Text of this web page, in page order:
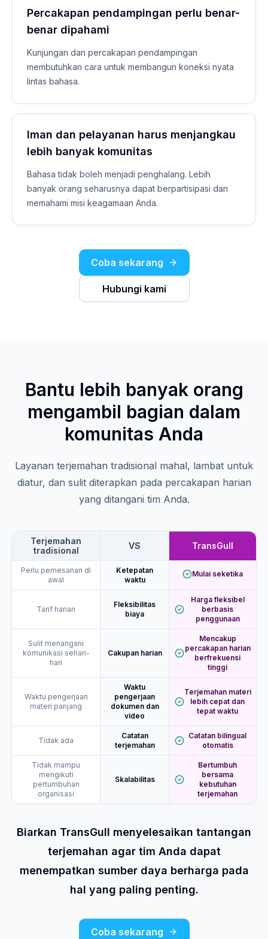
Percakapan pendampingan perlu benar-
benar dipahami
Kunjungan dan percakapan pendampingan
membutuhkan cara untuk membangun koneksi nyata
lintas bahasa.
Iman dan pelayanan harus menjangkau
lebih banyak komunitas
Bahasa tidak boleh menjadi penghalang. Lebih
banyak orang seharusnya dapat berpartisipasi dan
memahami misi keagamaan Anda.
Coba sekarang
Hubungi kami
Bantu lebih banyak orang
mengambil bagian dalam
komunitas Anda
Layanan terjemahan tradisional mahal, lambat untuk
diatur, dan sulit diterapkan pada percakapan harian
yang ditangani tim Anda.
Terjemahan
tradisional
VS TransGull
Perlu pemesanan di
awal
Ketepatan
waktu
Mulai seketika
Tarif harian
Fleksibilitas
biaya
Harga fleksibel
berbasis
penggunaan
Sulit menangani
komunikasi sehari-
hari
Cakupan harian
Mencakup
percakapan harian
berfrekuensi
tinggi
Waktu pengerjaan
materi panjang
Waktu
pengerjaan
dokumen dan
video
Terjemahan materi
lebih cepat dan
tepat waktu
Tidak ada
Catatan
terjemahan
Catatan bilingual
otomatis
Tidak mampu
mengikuti
pertumbuhan
organisasi
Skalabilitas
Bertumbuh
bersama
kebutuhan
terjemahan
Biarkan TransGull menyelesaikan tantangan
terjemahan agar tim Anda dapat
menempatkan sumber daya berharga pada
hal yang paling penting.
Coba sekarang